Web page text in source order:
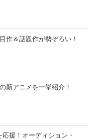
作＆話題作が勢ぞろい！
新アニメを一挙紹介！
援！オーディション・